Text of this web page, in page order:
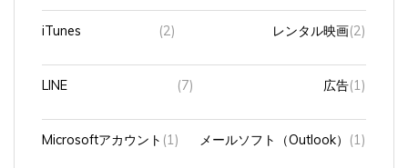
iTunes (2) レンタル映画(2)
LINE (7) 広告(1)
Microsoftアカウント (1) メールソフト（Outlook） (1)